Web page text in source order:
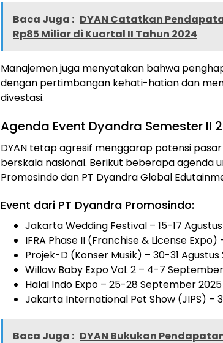
Baca Juga : DYAN Catatkan
Rp85 Miliar di Kuartal II Tahun 2024
Manajemen juga menyatakan bahwa
dengan pertimbangan kehati-hatian dan
divestasi.
Agenda Event Dyandra Semester II
DYAN tetap agresif menggarap potensi
berskala nasional. Berikut beberapa agenda
Promosindo dan PT Dyandra Global
Event dari PT Dyandra Promosindo:
Jakarta Wedding Festival – 15-17
IFRA Phase II (Franchise & License Expo)
Projek-D (Konser Musik) – 30-31 Agustus
Willow Baby Expo Vol. 2 – 4-7
Halal Indo Expo – 25-28 September 2025
Jakarta International Pet Show (JIPS) –
Baca Juga : DYAN Bukukan